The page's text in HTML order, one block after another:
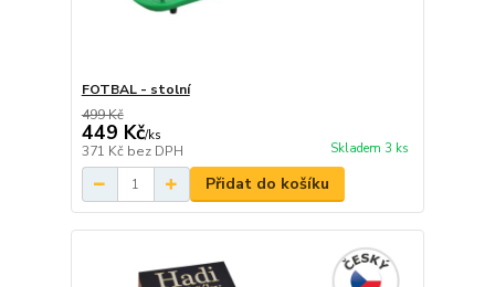
FOTBAL - stolní
499 Kč
449 Kč/ks
371 Kč bez DPH Skladem 3 ks
Přidat do košíku